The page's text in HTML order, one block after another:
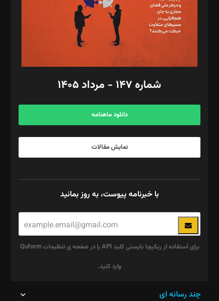
طراح یونیفرم: مجید توکلی
فیلمبرداری و عکاسی: امیر شفیعی، مانی لطفی زاده
گرافیک و صفحه‌آرایی: سید‌سبحان‌علی ثابت
مد‌یر توسعه تجاری: کامبیز برید‌
امور مالی: شاپور رهبری، محمد‌ کاظمی‌نیا
آگهی و مشترکین: ۰۹۱۹۹۹۹۰۴۵۴
شماره ۱۴۷ - مرداد ۱۴۰۵
دانلود ماهنامه
نمایش مقالات
با خبرنامه پیوست، به روز بمانید
برای استفاده از ریکپچا بایستی کلید API را در صفحه ی تنظیمات Quform
وارد کنید.
چند رسانه ای